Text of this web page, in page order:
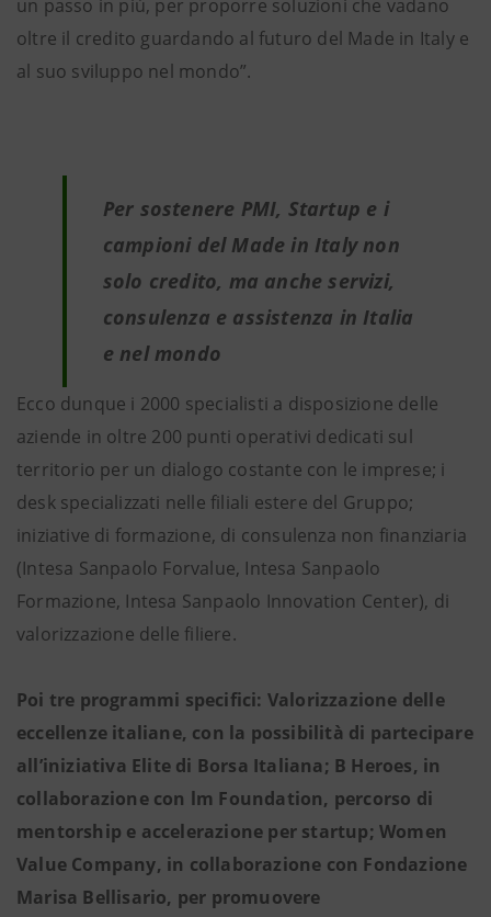
un passo in più, per proporre soluzioni che vadano
oltre il credito guardando al futuro del Made in Italy e
al suo sviluppo nel mondo”.
Per sostenere PMI, Startup e i
campioni del Made in Italy non
solo credito, ma anche servizi,
consulenza e assistenza in Italia
e nel mondo
Ecco dunque i 2000 specialisti a disposizione delle
aziende in oltre 200 punti operativi dedicati sul
territorio per un dialogo costante con le imprese; i
desk specializzati nelle filiali estere del Gruppo;
iniziative di formazione, di consulenza non finanziaria
(Intesa Sanpaolo Forvalue, Intesa Sanpaolo
Formazione, Intesa Sanpaolo Innovation Center), di
valorizzazione delle filiere.
Poi tre programmi specifici: Valorizzazione delle
eccellenze italiane, con la possibilità di partecipare
all’iniziativa Elite di Borsa Italiana; B Heroes, in
collaborazione con lm Foundation, percorso di
mentorship e accelerazione per startup; Women
Value Company, in collaborazione con Fondazione
Marisa Bellisario, per promuovere